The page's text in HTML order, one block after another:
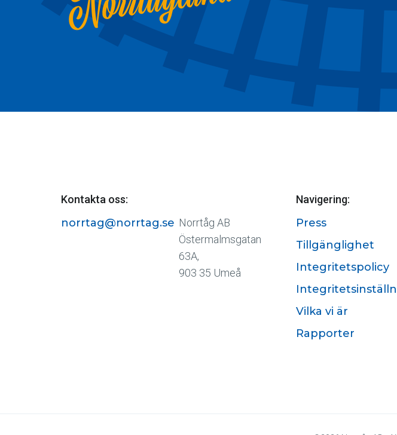
Kontakta oss:
norrtag@norrtag.se Norrtåg AB
Östermalmsgatan
63A,
903 35 Umeå
Navigering:
Press
Tillgänglighet
Integritetspolicy
Vilka vi är
Rapporter